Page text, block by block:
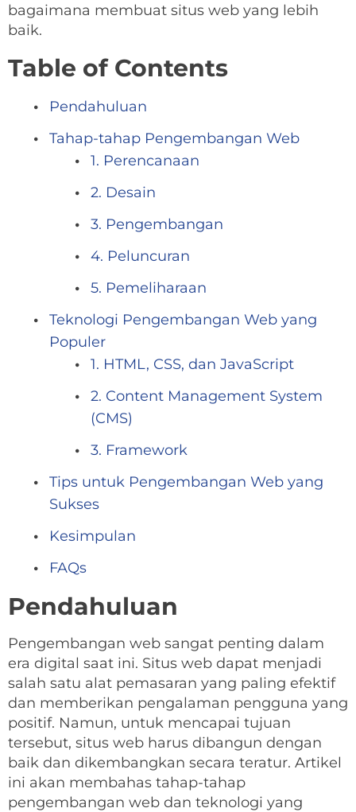
bagaimana membuat situs web yang lebih
baik.
Table of Contents
Pendahuluan
Tahap-tahap Pengembangan Web
1. Perencanaan
2. Desain
3. Pengembangan
4. Peluncuran
5. Pemeliharaan
Teknologi Pengembangan Web yang
Populer
1. HTML, CSS, dan JavaScript
2. Content Management System
(CMS)
3. Framework
Tips untuk Pengembangan Web yang
Sukses
Kesimpulan
FAQs
Pendahuluan
Pengembangan web sangat penting dalam
era digital saat ini. Situs web dapat menjadi
salah satu alat pemasaran yang paling efektif
dan memberikan pengalaman pengguna yang
positif. Namun, untuk mencapai tujuan
tersebut, situs web harus dibangun dengan
baik dan dikembangkan secara teratur. Artikel
ini akan membahas tahap-tahap
pengembangan web dan teknologi yang